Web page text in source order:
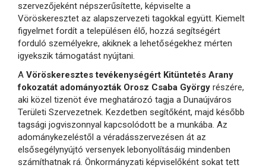
szervezőjeként népszerűsítette, képviselte a
Vöröskeresztet az alapszervezeti tagokkal együtt. Kiemelt
figyelmet fordít a településen élő, hozzá segítségért
forduló személyekre, akiknek a lehetőségekhez mérten
igyekszik támogatást nyújtani.
A Vöröskeresztes tevékenységért Kitüntetés Arany
fokozatát adományozták Orosz Csaba György részére,
aki közel tizenöt éve meghatározó tagja a Dunaújváros
Területi Szervezetnek. Kezdetben segítőként, majd később
tagsági jogviszonnyal kapcsolódott be a munkába. Az
adománykezeléstől a véradásszervezésen át az
elsősegélynyújtó versenyek lebonyolításáig mindenben
számíthatnak rá. Önkormányzati képviselőként sokat tett